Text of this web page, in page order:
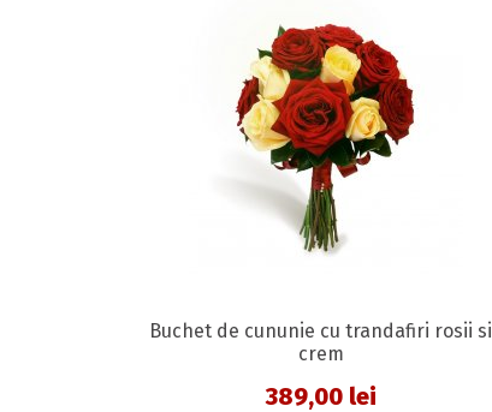
Buchet de cununie cu trandafiri rosii si
crem
389,00 lei